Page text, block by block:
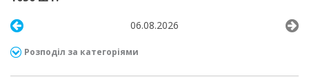
06.08.2026
Розподіл за категоріями